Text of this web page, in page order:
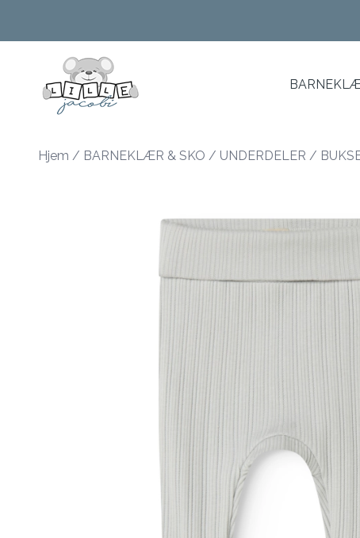
Hjem / BARNEKLÆR & SKO / UNDERDELER /